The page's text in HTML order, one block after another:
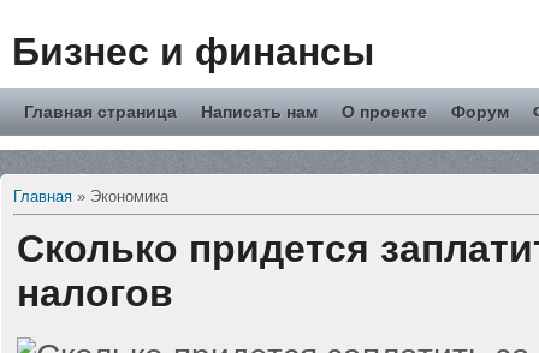
Бизнес и финансы
Главная страница Написать нам О проекте Форум
Главная » Экономика
Сколько придется
налогов